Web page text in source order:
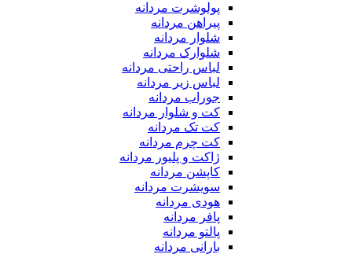
پولوشرت مردانه
پیراهن مردانه
شلوار مردانه
شلوارک مردانه
لباس راحتی مردانه
لباس زیر مردانه
جوراب مردانه
کت و شلوار مردانه
کت تک مردانه
کت چرم مردانه
ژاکت و پلیور مردانه
کاپشن مردانه
سویشرت مردانه
هودی مردانه
پافر مردانه
پالتو مردانه
بارانی مردانه